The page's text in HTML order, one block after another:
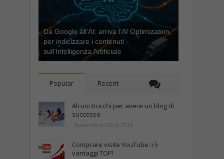
Da Google all’AI: arriva l’AI Optimization,
per indicizzare i contenuti
sull’Intelligenza Artificiale
Popular Recent
Alcuni trucchi per avere un blog di
successo
Novembre 22nd, 2016
Comprare visite YouTube: i 5
vantaggi TOP!